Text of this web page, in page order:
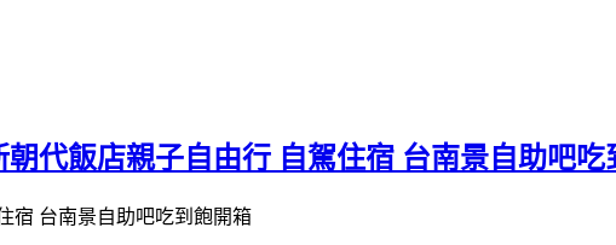
代飯店親子自由行 自駕住宿 台南景自助吧吃